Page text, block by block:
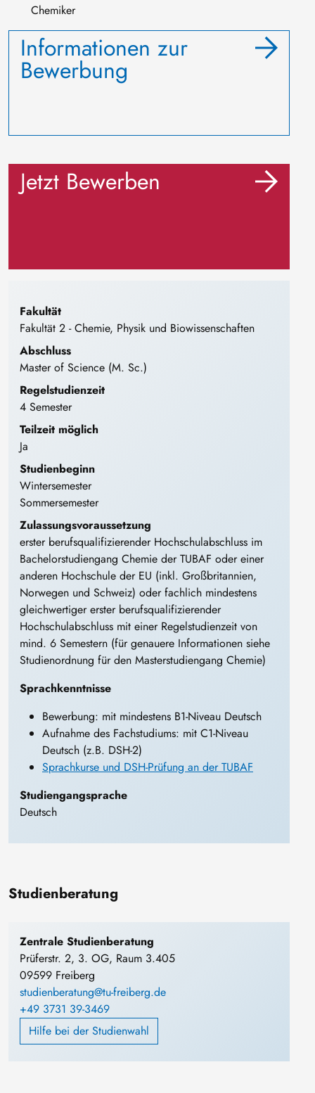
Chemiker
Informationen zur
Bewerbung
Jetzt Bewerben
Fakultät
Fakultät 2 - Chemie, Physik​ und Biowissenschaften
Abschluss
Master of Science (M. Sc.)
Regelstudienzeit
4 Semester
Teilzeit möglich
Ja
Studienbeginn
Wintersemester
Sommersemester
Zulassungsvoraussetzung
erster berufsqualifizierender Hochschulabschluss im
Bachelorstudiengang Chemie der TUBAF oder einer
anderen Hochschule der EU (inkl. Großbritannien,
Norwegen und Schweiz) oder fachlich mindestens
gleichwertiger erster berufsqualifizierender
Hochschulabschluss mit einer Regelstudienzeit von
mind. 6 Semestern (für genauere Informationen siehe
Studienordnung für den Masterstudiengang Chemie)
Sprachkenntnisse
Bewerbung: mit mindestens B1-Niveau Deutsch
Aufnahme des Fachstudiums: mit C1-Niveau
Deutsch (z.B. DSH-2)
Sprachkurse und DSH-Prüfung an der TUBAF
Studiengangsprache
Deutsch
Studienberatung
Zentrale Studienberatung
Prüferstr. 2, 3. OG, Raum 3.405
09599 Freiberg
studienberatung@tu-freiberg.de
+49 3731 39-3469
Hilfe bei der Studienwahl